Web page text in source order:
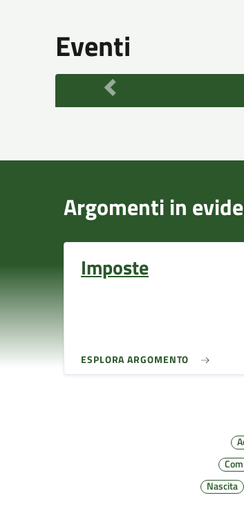
Eventi
Argomenti in
Imposte
ESPLORA ARGOMENTO
Nascita